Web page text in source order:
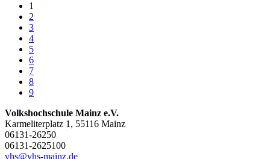
1
2
3
4
5
6
7
8
9
Volkshochschule Mainz e.V.
Karmeliterplatz 1, 55116 Mainz
06131-26250
06131-2625100
vhs@vhs-mainz.de